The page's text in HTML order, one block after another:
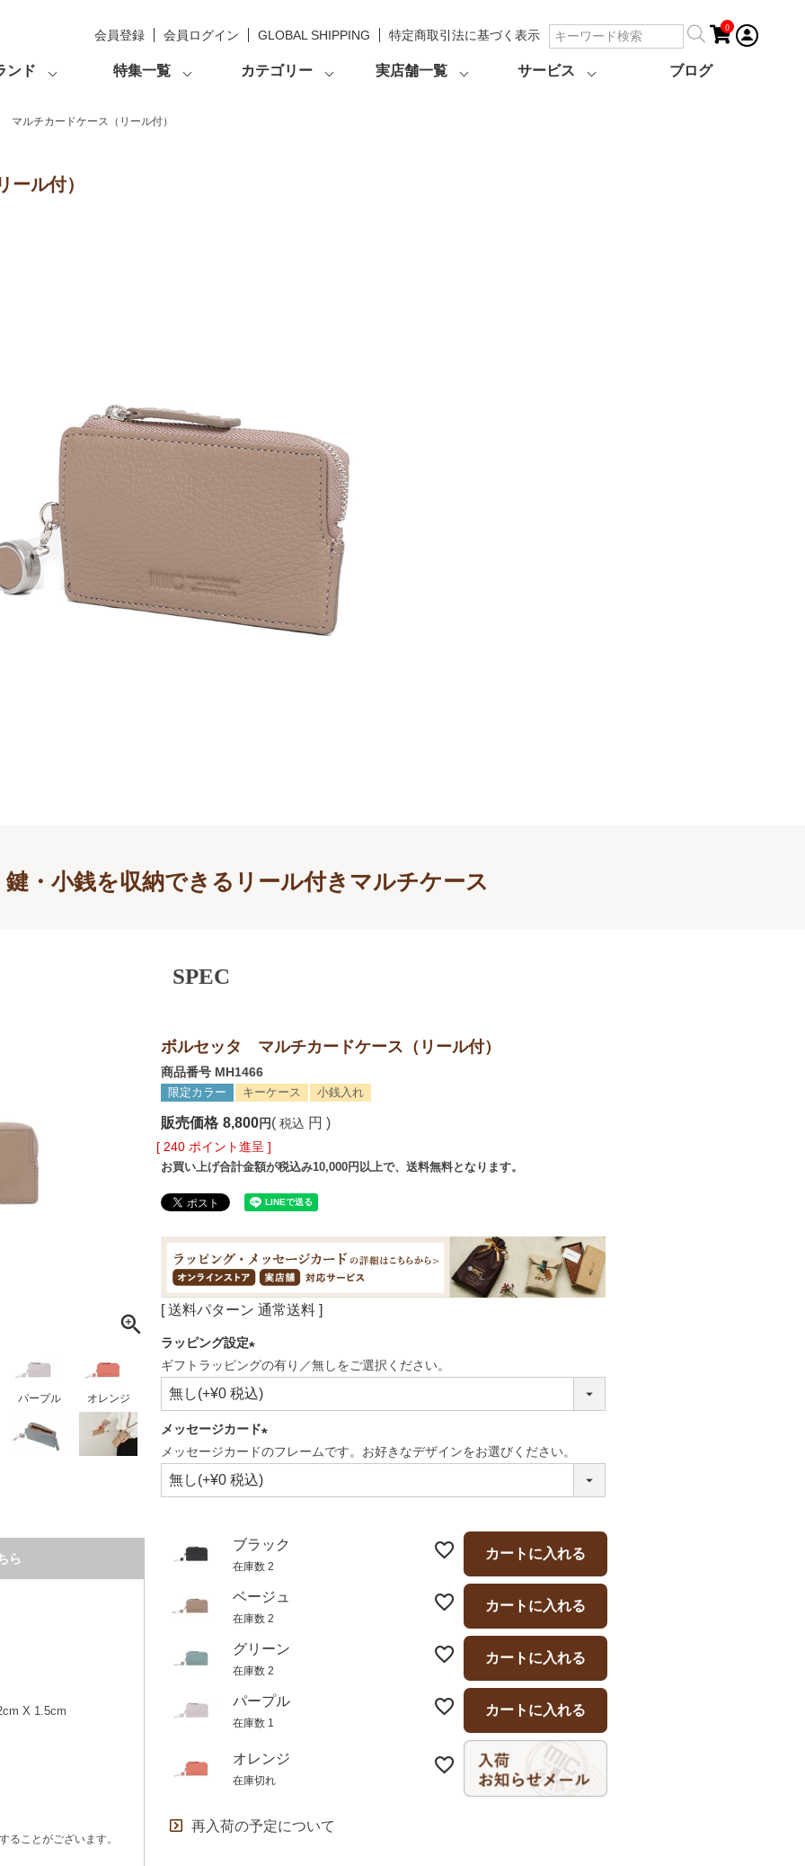
会員登録 会員ログイン GLOBAL SHIPPING 特定商取引法に基づく表示
0
ンド 特集一覧 カテゴリー 実店舗一覧 サービス ブログ
マルチカードケース（リール付）
ル付）
・小銭を収納できるリール付きマルチケース
SPEC
パープル オレンジ
ら
X 1.5cm
ことがございます。
ボルセッタ マルチカードケース（リール付）
商品番号 MH1466
限定カラー キーケース 小銭入れ
販売価格 8,800
税込
[ 240 ポイント進呈 ]
お買い上げ合計金額が税込み10,000円以上で、送料無料となります。
送料パターン 通常送料
ラッピング設定
(必
須)
ギフトラッピングの有り／無しをご選択ください。
メッセージカード
(必
須)
メッセージカードのフレームです。お好きなデザインをお選びください。
ブラック
在庫数 2
カートに入れる
ベージュ
在庫数 2
カートに入れる
グリーン
在庫数 2
カートに入れる
パープル
在庫数 1
カートに入れる
オレンジ
在庫切れ
再入荷の予定について